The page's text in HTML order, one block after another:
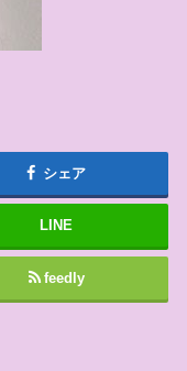
シェア
LINE
feedly